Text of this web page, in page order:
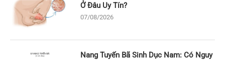
Ở Đâu Uy Tín?
07/08/2026
Nang Tuyến Bã Sinh Dục Nam: Có Nguy